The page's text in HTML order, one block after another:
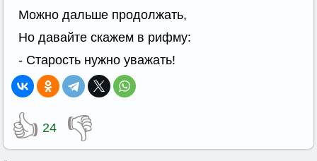
Можно дальше продолжать,
Но давайте скажем в рифму:
- Старость нужно уважать!
👍 24 👎